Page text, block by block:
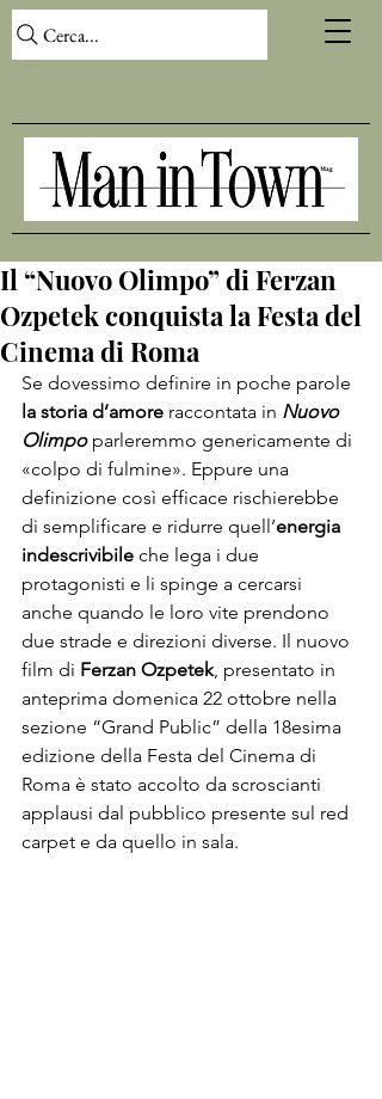
Cerca...
Il “Nuovo Olimpo” di Ferzan
Ozpetek conquista la Festa del
Cinema di Roma
Se dovessimo definire in poche parole
la storia d’amore raccontata in Nuovo
Olimpo parleremmo genericamente di
«colpo di fulmine». Eppure una
definizione così efficace rischierebbe
di semplificare e ridurre quell’energia
indescrivibile che lega i due
protagonisti e li spinge a cercarsi
anche quando le loro vite prendono
due strade e direzioni diverse. Il nuovo
film di Ferzan Ozpetek, presentato in
anteprima domenica 22 ottobre nella
sezione “Grand Public” della 18esima
edizione della Festa del Cinema di
Roma è stato accolto da scroscianti
applausi dal pubblico presente sul red
carpet e da quello in sala.